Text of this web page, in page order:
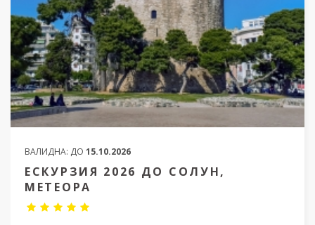
ВАЛИДНА: ДО 15.10.2026
ЕСКУРЗИЯ 2026 ДО СОЛУН,
МЕТЕОРА